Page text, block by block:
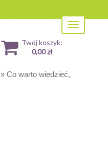
Toggle
navigation
Twój koszyk:
0,00 zł
» Co warto wiedzieć,